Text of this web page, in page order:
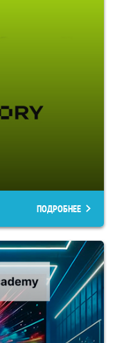
ПОДРОБНЕЕ